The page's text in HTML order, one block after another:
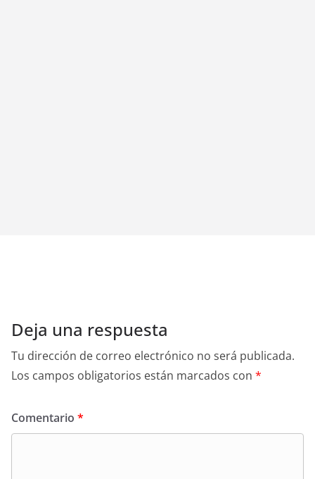
Deja una respuesta
Tu dirección de correo electrónico no será publicada.
Los campos obligatorios están marcados con *
Comentario *